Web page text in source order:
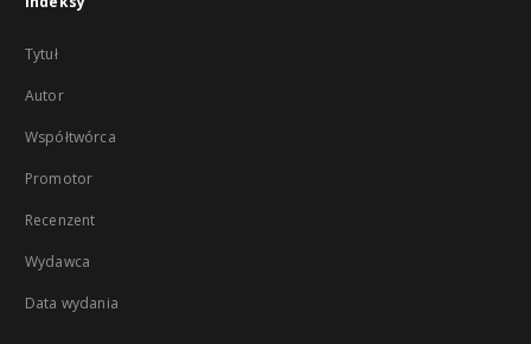
Tytuł
Autor
Współtwórca
Promotor
Recenzent
Wydawca
Data wydania